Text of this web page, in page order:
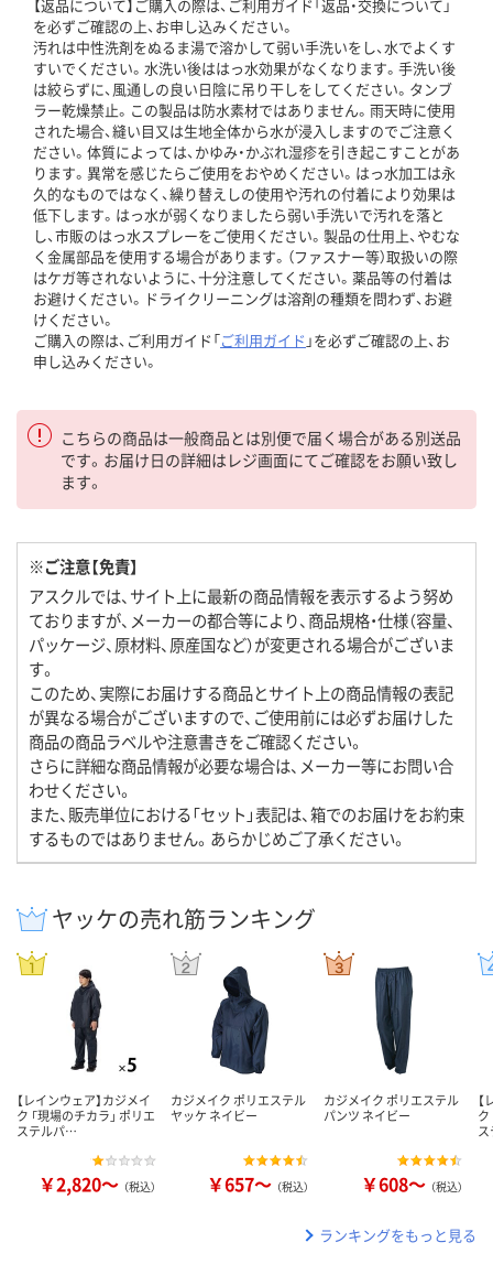
【返品について】ご購入の際は、ご利用ガイド「返品・交換について」
を必ずご確認の上、お申し込みください。
汚れは中性洗剤をぬるま湯で溶かして弱い手洗いをし、水でよくす
すいでください。水洗い後ははっ水効果がなくなります。手洗い後
は絞らずに、風通しの良い日陰に吊り干しをしてください。タンブ
ラー乾燥禁止。この製品は防水素材ではありません。雨天時に使用
された場合、縫い目又は生地全体から水が浸入しますのでご注意く
ださい。体質によっては、かゆみ・かぶれ湿疹を引き起こすことがあ
ります。異常を感じたらご使用をおやめください。はっ水加工は永
久的なものではなく、繰り替えしの使用や汚れの付着により効果は
低下します。はっ水が弱くなりましたら弱い手洗いで汚れを落と
し、市販のはっ水スプレーをご使用ください。製品の仕用上、やむな
く金属部品を使用する場合があります。（ファスナー等）取扱いの際
はケガ等されないように、十分注意してください。薬品等の付着は
お避けください。ドライクリーニングは溶剤の種類を問わず、お避
けください。
ご購入の際は、ご利用ガイド「ご利用ガイド 」を必ずご確認の上、お
申し込みください。
こちらの商品は一般商品とは別便で届く場合がある別送品
です。お届け日の詳細はレジ画面にてご確認をお願い致し
ます。
※ご注意【免責】
アスクルでは、サイト上に最新の商品情報を表示するよう努め
ておりますが、メーカーの都合等により、商品規格・仕様（容量、
パッケージ、原材料、原産国など）が変更される場合がございま
す。
このため、実際にお届けする商品とサイト上の商品情報の表記
が異なる場合がございますので、ご使用前には必ずお届けした
商品の商品ラベルや注意書きをご確認ください。
さらに詳細な商品情報が必要な場合は、メーカー等にお問い合
わせください。
また、販売単位における「セット」表記は、箱でのお届けをお約束
するものではありません。あらかじめご了承ください。
ヤッケの売れ筋ランキング
【レインウェア】カジメイ
ク 「現場のチカラ」 ポリエ
ステルパ…
￥2,820～ （税込）
カジメイク ポリエステル
ヤッケ ネイビー
￥657～ （税込）
カジメイク ポリエステル
パンツ ネイビー
￥608～ （税込）
ク
ランキングをもっと見る